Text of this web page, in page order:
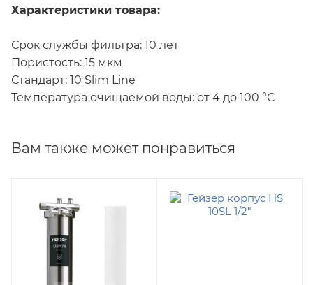
Характеристики товара:
Срок службы фильтра: 10 лет
Пористость: 15 мкм
Стандарт: 10 Slim Line
Температура очищаемой воды: от 4 до 100 °С
Вам также может понравиться